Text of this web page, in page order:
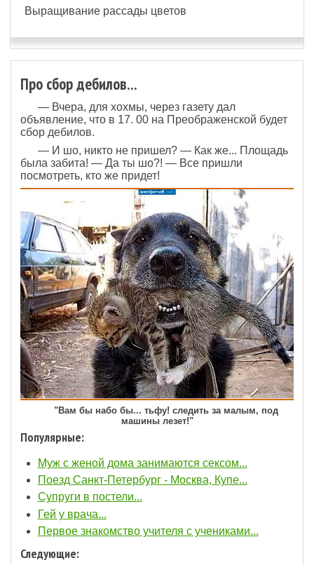
Выращивание рассады цветов
Про сбор дебилов...
— Вчера, для хохмы, через газету дал
объявление, что в 17. 00 на Преображенской будет
сбор дебилов.
— И шо, никто не пришел? — Как же... Площадь
была забита! — Да ты шо?! — Все пришли
посмотреть, кто же придет!
"Вам бы набо бы... тьфу! следить за малым, под
машины лезет!"
Популярные:
Муж с женой дома занимаются ceкcом...
Поезд Санкт-Петербург - Москва, Купе...
Супруги в постели...
Гей у врача...
Первое знакомство учителя с учениками...
Следующие: